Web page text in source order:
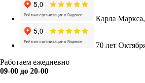
Карла
70 лет
Работаем ежедневно
09-00 до 20-00